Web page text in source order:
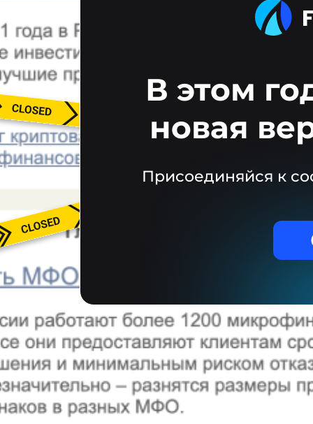
В этом
новая
Присоединяйся к